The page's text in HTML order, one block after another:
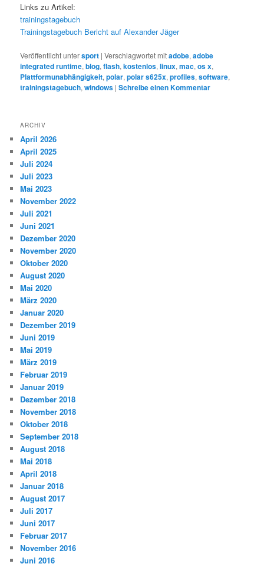
Links zu Artikel:
trainingstagebuch
Trainingstagebuch Bericht auf Alexander Jäger
Veröffentlicht untersport |Verschlagwortet mitadobe,adobe
integrated runtime,blog,flash,kostenlos,linux,mac,os x,
Plattformunabhängigkeit,polar,polar s625x,profiles,software,
trainingstagebuch,windows |Schreibe einen Kommentar
ARCHIV
April 2026
April 2025
Juli 2024
Juli 2023
Mai 2023
November 2022
Juli 2021
Juni 2021
Dezember 2020
November 2020
Oktober 2020
August 2020
Mai 2020
März 2020
Januar 2020
Dezember 2019
Juni 2019
Mai 2019
März 2019
Februar 2019
Januar 2019
Dezember 2018
November 2018
Oktober 2018
September 2018
August 2018
Mai 2018
April 2018
Januar 2018
August 2017
Juli 2017
Juni 2017
Februar 2017
November 2016
Juni 2016